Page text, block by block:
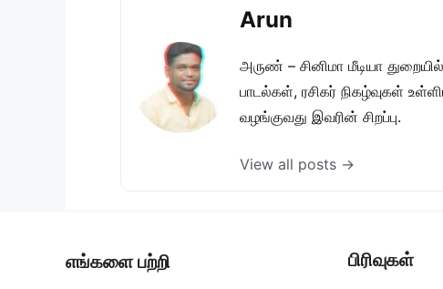
Arun
அருண் – சினிமா மீடியா
பாடல்கள், ரசிகர் நிகழ்வுகள்
வழங்குவது இவரின் சிறப்பு.
View all posts →
எங்களை பற்றி பிரிவுகள்